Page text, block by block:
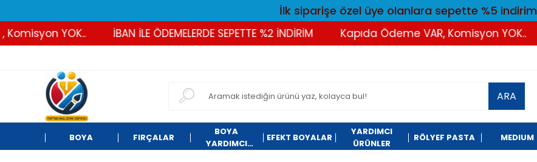
İlk siparişe özel üye olanlara sepette %5 indirim
YOK.. İBAN İLE ÖDEMELERDE SEPETTE %2 İNDİRİM Kapıda Ödeme VAR, Komisyon YOK..
ARA
BOYA FIRÇALAR
BOYA
YARDIMCI
EFEKT BOYALAR
YARDIMCI
ÜRÜNLER
RÖLYEF PASTA MEDIUM